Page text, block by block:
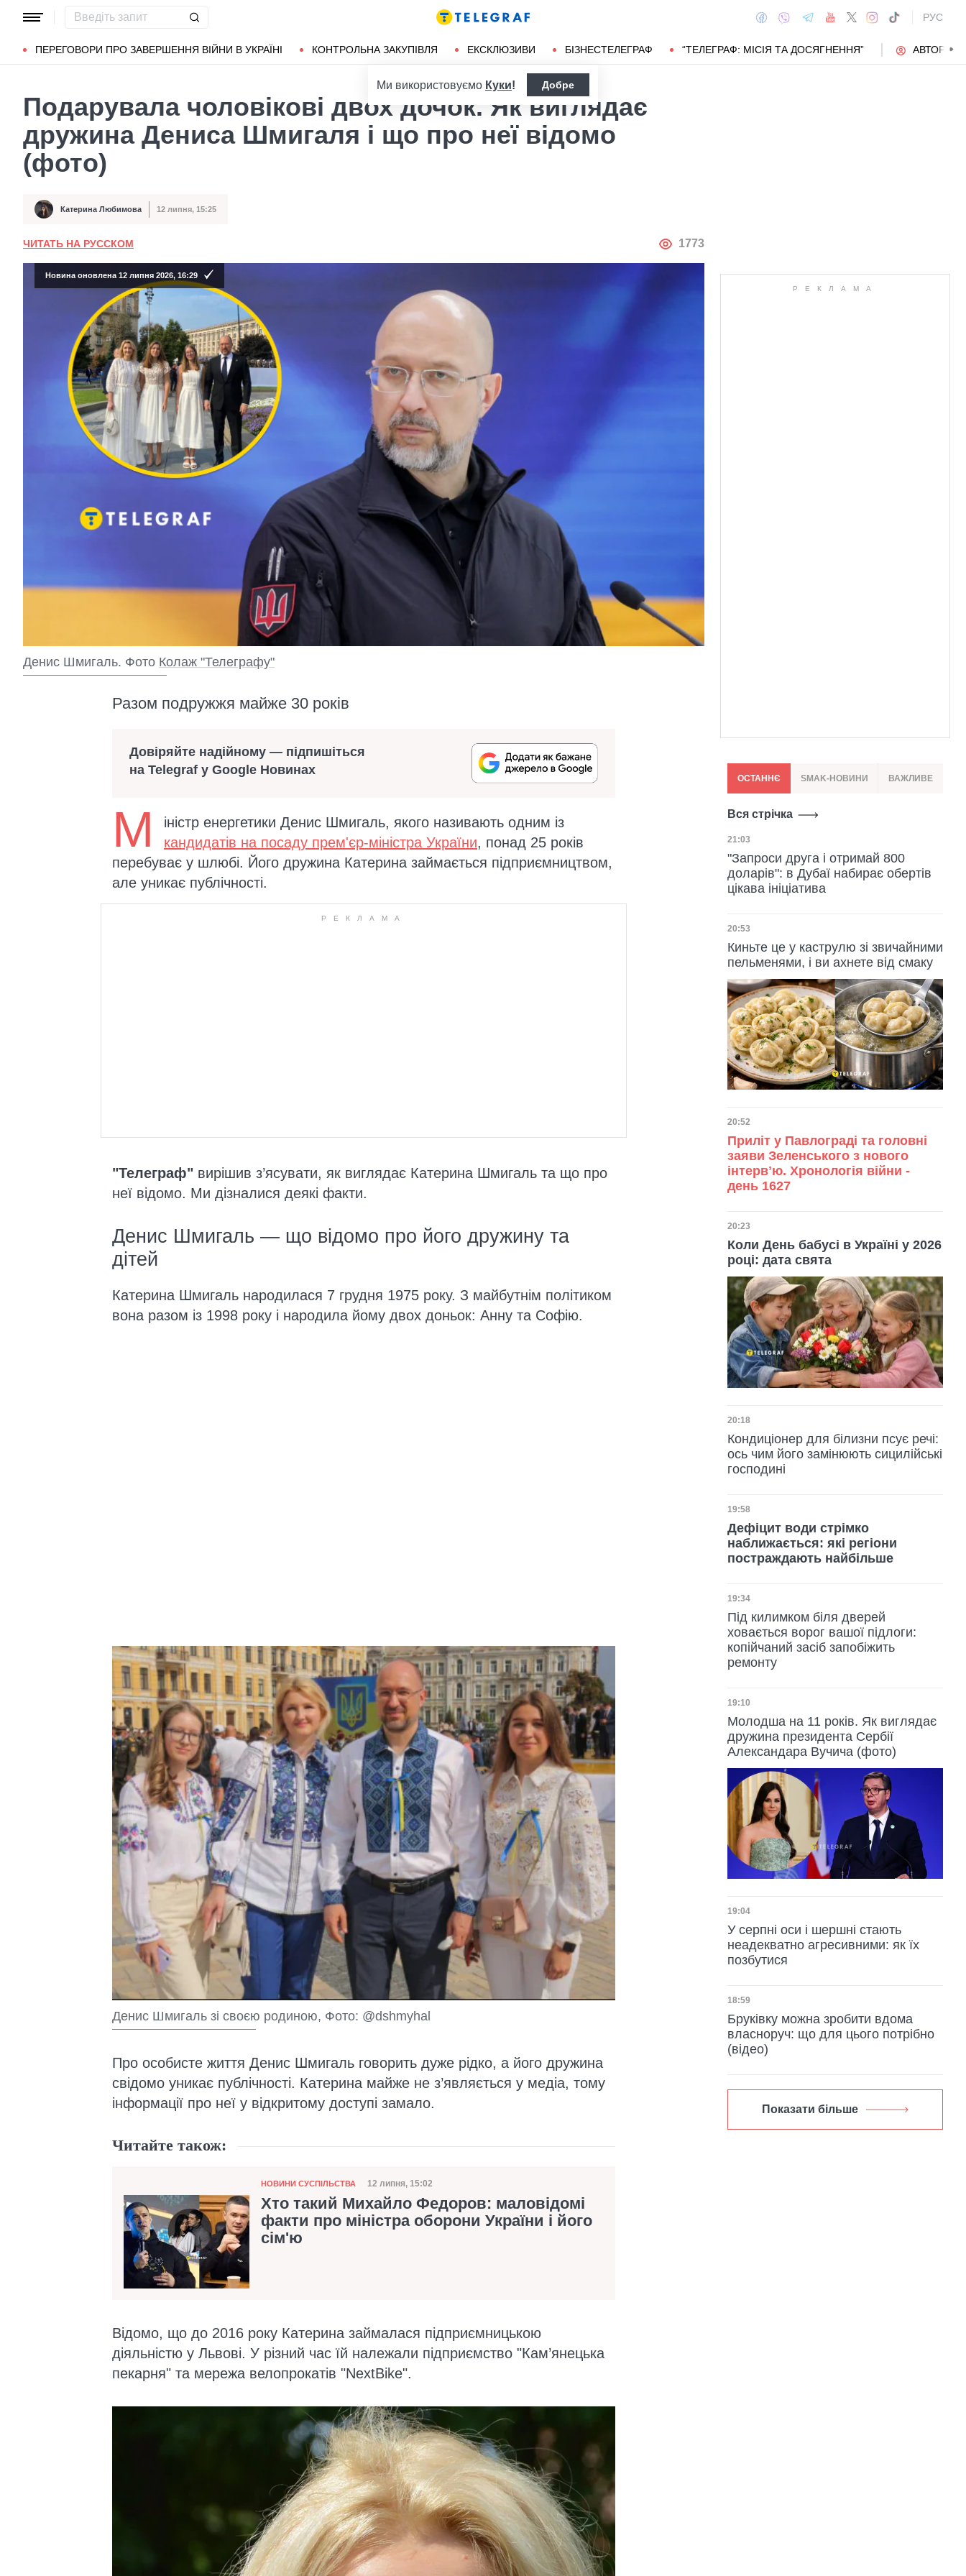
РУС
ПЕРЕГОВОРИ ПРО ЗАВЕРШЕННЯ ВІЙНИ В УКРАЇНІ КОНТРОЛЬНА ЗАКУПІВЛЯ ЕКСКЛЮЗИВИ БІЗНЕСТЕЛЕГРАФ “ТЕЛЕГРАФ: МІСІЯ ТА ДОСЯГНЕННЯ” АВТОРИ
Популярні запити Маріуполь Донбас
Ми використовуємо Куки! Добре
Подарувала чоловікові двох дочок. Як виглядає
дружина Дениса Шмигаля і що про неї відомо
(фото)
Автор Катерина Любимова
Дата публікації 12 липня, 15:25
ЧИТАТЬ НА РУССКОМ АВТОР
1773
Новина оновлена 12 липня 2026, 16:29
Денис Шмигаль. Фото Колаж "Телеграфу"
Разом подружжя майже 30 років
Довіряйте надійному — підпишіться
на Telegraf у Google Новинах
М
іністр енергетики Денис Шмигаль, якого називають одним із
кандидатів на посаду прем'єр-міністра України, понад 25 років
перебуває у шлюбі. Його дружина Катерина займається підприємництвом,
але уникає публічності.
"Телеграф" вирішив з’ясувати, як виглядає Катерина Шмигаль та що про
неї відомо. Ми дізналися деякі факти.
Денис Шмигаль — що відомо про його дружину та
дітей
Катерина Шмигаль народилася 7 грудня 1975 року. З майбутнім політиком
вона разом із 1998 року і народила йому двох доньок: Анну та Софію.
Денис Шмигаль зі своєю родиною, Фото: @dshmyhal
Про особисте життя Денис Шмигаль говорить дуже рідко, а його дружина
свідомо уникає публічності. Катерина майже не з’являється у медіа, тому
інформації про неї у відкритому доступі замало.
Читайте також:
Категорія
НОВИНИ СУСПІЛЬСТВА Дата публікації
12 липня, 15:02
Хто такий Михайло Федоров: маловідомі
факти про міністра оборони України і його
сім'ю
Відомо, що до 2016 року Катерина займалася підприємницькою
діяльністю у Львові. У різний час їй належали підприємство "Кам’янецька
пекарня" та мережа велопрокатів "NextBike".
ОСТАННЄ SMAK-НОВИНИ ВАЖЛИВЕ
Вся стрічка
Дата публікації
21:03
"Запроси друга і отримай 800
доларів": в Дубаї набирає обертів
цікава ініціатива
Дата публікації
20:53
Киньте це у каструлю зі звичайними
пельменями, і ви ахнете від смаку
Дата публікації
20:52
Приліт у Павлограді та головні
заяви Зеленського з нового
інтервʼю. Хронологія війни -
день 1627
Дата публікації
20:23
Коли День бабусі в Україні у 2026
році: дата свята
Дата публікації
20:18
Кондиціонер для білизни псує речі:
ось чим його замінюють сицилійські
господині
Дата публікації
19:58
Дефіцит води стрімко
наближається: які регіони
постраждають найбільше
Дата публікації
19:34
Під килимком біля дверей
ховається ворог вашої підлоги:
копійчаний засіб запобіжить
ремонту
Дата публікації
19:10
Молодша на 11 років. Як виглядає
дружина президента Сербії
Александара Вучича (фото)
Дата публікації
19:04
У серпні оси і шершні стають
неадекватно агресивними: як їх
позбутися
Дата публікації
18:59
Бруківку можна зробити вдома
власноруч: що для цього потрібно
(відео)
Показати більше